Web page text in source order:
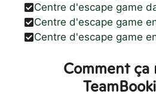
Centre d'escape game
Centre d'escape game
Centre d'escape game
Comment ça